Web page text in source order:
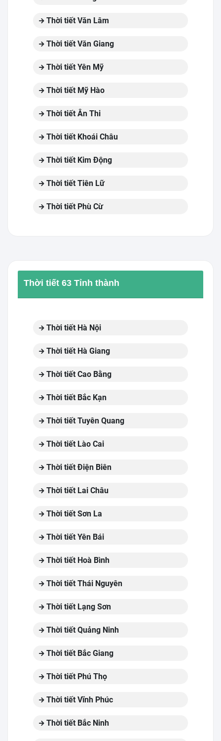
Thời tiết Văn Lâm
Thời tiết Văn Giang
Thời tiết Yên Mỹ
Thời tiết Mỹ Hào
Thời tiết Ân Thi
Thời tiết Khoái Châu
Thời tiết Kim Động
Thời tiết Tiên Lữ
Thời tiết Phù Cừ
Thời tiết 63 Tỉnh thành
Thời tiết Hà Nội
Thời tiết Hà Giang
Thời tiết Cao Bằng
Thời tiết Bắc Kạn
Thời tiết Tuyên Quang
Thời tiết Lào Cai
Thời tiết Điện Biên
Thời tiết Lai Châu
Thời tiết Sơn La
Thời tiết Yên Bái
Thời tiết Hoà Bình
Thời tiết Thái Nguyên
Thời tiết Lạng Sơn
Thời tiết Quảng Ninh
Thời tiết Bắc Giang
Thời tiết Phú Thọ
Thời tiết Vĩnh Phúc
Thời tiết Bắc Ninh